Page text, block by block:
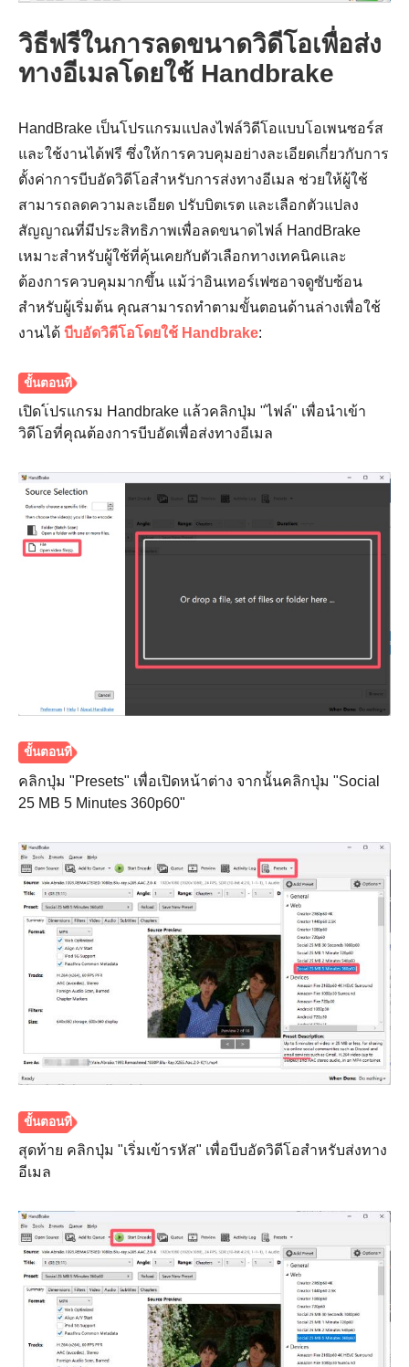
ขั้นตอนที่
5
วิธีฟรีในการลดขนาดวิดีโอเพื่อส่ง
ทางอีเมลโดยใช้ Handbrake
HandBrake เป็นโปรแกรมแปลงไฟล์วิดีโอแบบโอเพนซอร์ส
และใช้งานได้ฟรี ซึ่งให้การควบคุมอย่างละเอียดเกี่ยวกับการ
ตั้งค่าการบีบอัดวิดีโอสำหรับการส่งทางอีเมล ช่วยให้ผู้ใช้
สามารถลดความละเอียด ปรับบิตเรต และเลือกตัวแปลง
สัญญาณที่มีประสิทธิภาพเพื่อลดขนาดไฟล์ HandBrake
เหมาะสำหรับผู้ใช้ที่คุ้นเคยกับตัวเลือกทางเทคนิคและ
ต้องการควบคุมมากขึ้น แม้ว่าอินเทอร์เฟซอาจดูซับซ้อน
สำหรับผู้เริ่มต้น คุณสามารถทำตามขั้นตอนด้านล่างเพื่อใช้
งานได้ บีบอัดวิดีโอโดยใช้ Handbrake:
เปิดโปรแกรม Handbrake แล้วคลิกปุ่ม "ไฟล์" เพื่อนำเข้า
วิดีโอที่คุณต้องการบีบอัดเพื่อส่งทางอีเมล
คลิกปุ่ม "Presets" เพื่อเปิดหน้าต่าง จากนั้นคลิกปุ่ม "Social
25 MB 5 Minutes 360p60"
สุดท้าย คลิกปุ่ม "เริ่มเข้ารหัส" เพื่อบีบอัดวิดีโอสำหรับส่งทาง
อีเมล